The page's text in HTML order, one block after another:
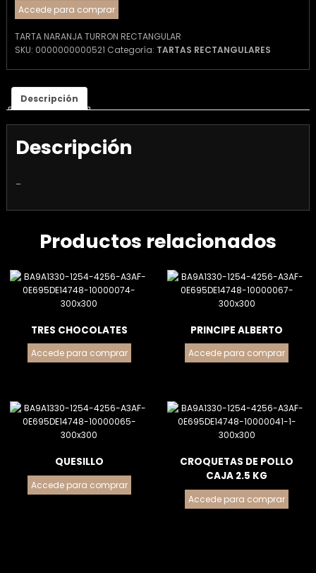
Accede para comprar
TARTA NARANJA TURRON RECTANGULAR
SKU: 0000000000521 Categoría: TARTAS RECTANGULARES
Descripción
Descripción
–
Productos relacionados
TRES CHOCOLATES
Accede para comprar
PRINCIPE ALBERTO
Accede para comprar
QUESILLO
Accede para comprar
CROQUETAS DE POLLO
CAJA 2.5 KG
Accede para comprar